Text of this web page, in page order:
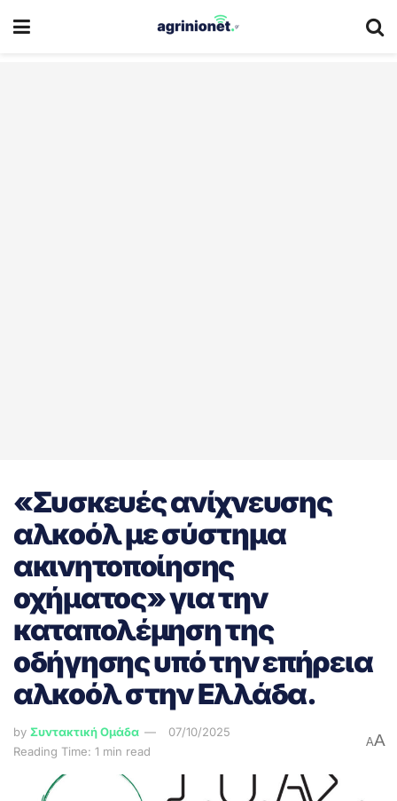
«Συσκευές ανίχνευσης
αλκοόλ με σύστημα
ακινητοποίησης
οχήματος» για την
καταπολέμηση της
οδήγησης υπό την επήρεια
αλκοόλ στην Ελλάδα.
by Συντακτική Ομάδα
07/10/2025
Reading Time: 1 min read
AA